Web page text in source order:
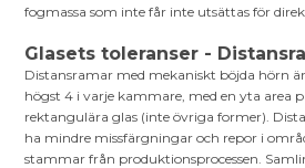
fogmassa som inte får inte utsättas för
Glasets toleranser -
Distansramar med mekaniskt böjda hörn
högst 4 i varje kammare, med en yta area
rektangulära glas (inte övriga former).
ha mindre missfärgningar och repor i
stammar från produktionsprocessen.